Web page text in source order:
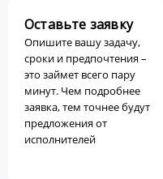
Оставьте заявку
Опишите вашу задачу,
сроки и предпочтения –
это займет всего пару
минут. Чем подробнее
заявка, тем точнее будут
предложения от
исполнителей